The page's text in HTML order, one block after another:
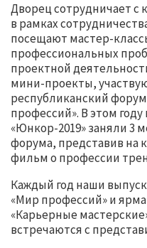
Дворец сотрудничает с
в рамках
посещают мастер-
профессиональных
проектной
мини-проекты,
республиканский
профессий». В этом
«Юнкор-2019» заняли 3
форума, представив на
фильм о профессии
Каждый год наши
«Мир профессий» и
«Карьерные
встречаются с